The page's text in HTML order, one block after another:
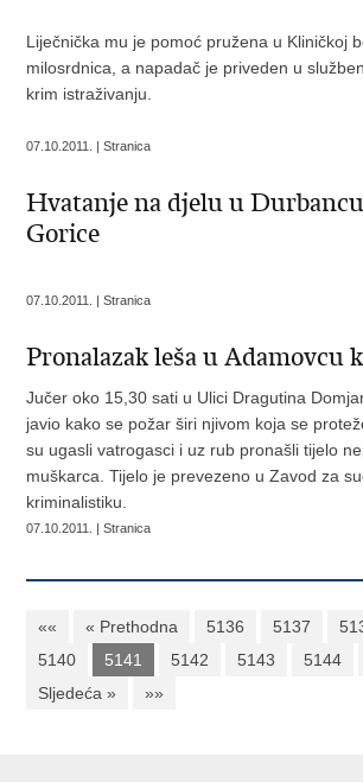
Liječnička mu je pomoć pružena u Kliničkoj
milosrdnica, a napadač je priveden u
krim istraživanju.
07.10.2011. | Stranica
Hvatanje na djelu u
Gorice
07.10.2011. | Stranica
Pronalazak leša u Adamovcu
Jučer oko 15,30 sati u Ulici Dragutina
javio kako se požar širi njivom koja se
su ugasli vatrogasci i uz rub pronašli tijelo
muškarca. Tijelo je prevezeno u Zavod za
kriminalistiku.
07.10.2011. | Stranica
«« « Prethodna 5136 5137
5140
5141 5142 5143 5144
Sljedeća »
»»